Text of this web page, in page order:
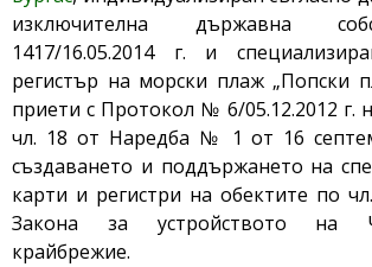
изключителна държавна
1417/16.05.2014 г. и
регистър на морски плаж „Попски
приети с Протокол № 6/05.12.2012 г.
чл. 18 от Наредба № 1 от 16
създаването и поддържането на
карти и регистри на обектите по
Закона за устройството на
крайбрежие.